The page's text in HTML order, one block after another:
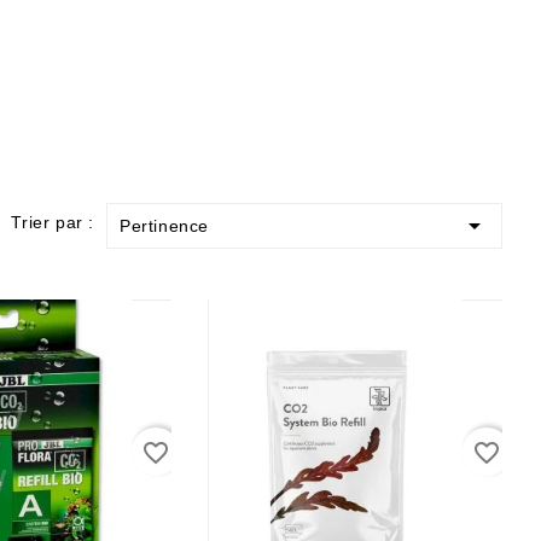
Trier par : Pertinence 
favorite_border favorite_border